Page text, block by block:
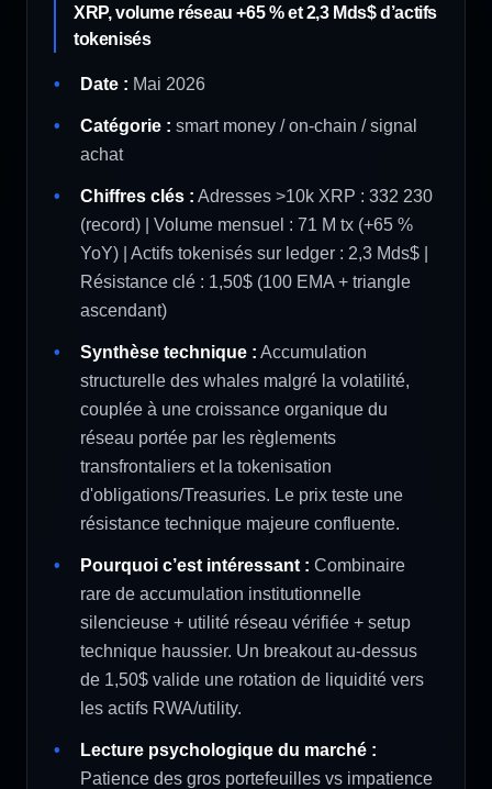
XRP, volume réseau +65 % et 2,3 Mds$ d’actifs
tokenisés
Date : Mai 2026
Catégorie : smart money / on-chain / signal
achat
Chiffres clés : Adresses >10k XRP : 332 230
(record) | Volume mensuel : 71 M tx (+65 %
YoY) | Actifs tokenisés sur ledger : 2,3 Mds$ |
Résistance clé : 1,50$ (100 EMA + triangle
ascendant)
Synthèse technique : Accumulation
structurelle des whales malgré la volatilité,
couplée à une croissance organique du
réseau portée par les règlements
transfrontaliers et la tokenisation
d'obligations/Treasuries. Le prix teste une
résistance technique majeure confluente.
Pourquoi c’est intéressant : Combinaire
rare de accumulation institutionnelle
silencieuse + utilité réseau vérifiée + setup
technique haussier. Un breakout au-dessus
de 1,50$ valide une rotation de liquidité vers
les actifs RWA/utility.
Lecture psychologique du marché :
Patience des gros portefeuilles vs impatience